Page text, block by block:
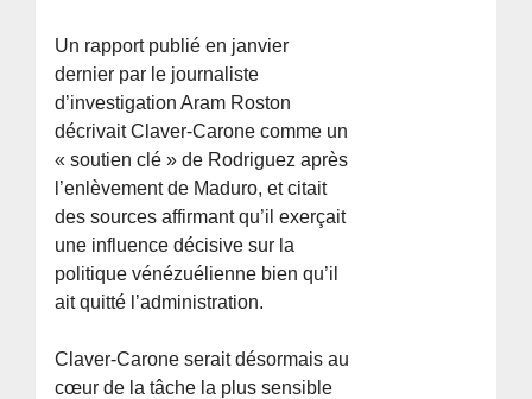
Un rapport publié en janvier
dernier par le journaliste
d’investigation Aram Roston
décrivait Claver-Carone comme un
« soutien clé » de Rodriguez après
l’enlèvement de Maduro, et citait
des sources affirmant qu’il exerçait
une influence décisive sur la
politique vénézuélienne bien qu’il
ait quitté l’administration.
Claver-Carone serait désormais au
cœur de la tâche la plus sensible